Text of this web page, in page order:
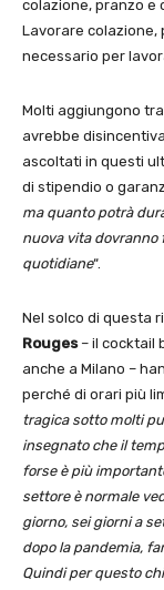
colazione, pranzo e
Lavorare colazione,
necessario per
Molti aggiungono
avrebbe
ascoltati in questi
di stipendio o
ma quanto potrà
nuova vita dovranno
quotidiane“.
Nel solco di questa
Rouges– il cocktail
anche a Milano –
perché di orari più
tragica sotto molti
insegnato che il
forse è più
settore è normale
giorno, sei giorni a
dopo la pandemia,
Quindi per questo